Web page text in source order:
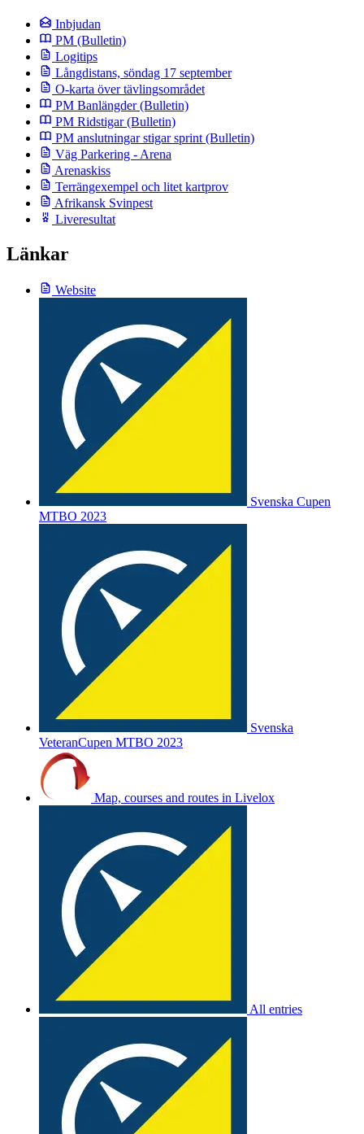
Inbjudan
PM (Bulletin)
Logitips
Långdistans, söndag 17 september
O-karta över tävlingsområdet
PM Banlängder(Bulletin)
PM Ridstigar(Bulletin)
PM anslutningar stigar sprint (Bulletin)
Väg Parkering - Arena
Arenaskiss
Terrängexempel och litet kartprov
Afrikansk Svinpest
Liveresultat
Länkar
Website
Svenska Cupen
MTBO 2023
Svenska
VeteranCupen MTBO 2023
Map, courses and routes in Livelox
All entries